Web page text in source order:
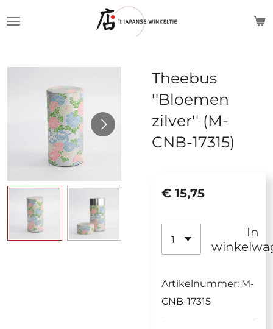
de
hoofdinhoud
Theebus
''Bloemen
zilver'' (M-
CNB-17315)
€ 15,75
In
Artikelnummer: M-
CNB-17315